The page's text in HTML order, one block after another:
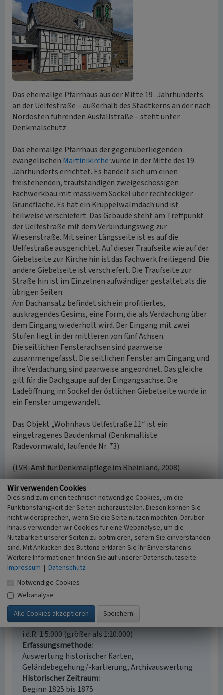
Das ehemalige Pfarrhaus aus der Mitte 19 . Jahrhunderts
an der Uelfestraße – außerhalb des Stadtkerns an der nach
Nordosten führenden Ausfallstraße – steht unter
Denkmalschutz.
Das ehemalige Pfarrhaus der gegenüberliegenden
evangelischen Martinikirchewurde in der Mitte des 19.
Jahrhunderts errichtet. Es handelt sich um einen
freistehenden, traufständigen zweigeschossigen
Fachwerkbau mit massivem Sockel über rechteckiger
Grundfläche. Es hat ein Krüppelwalmdach und ist
teilweise verschiefert. Das Gebäude steht am Treffpunkt
der Uelfestraße mit dem Verbindungsweg zur
Wiesenstraße. Mit seiner Längsseite ist es auf die
Uelfestraße ausgerichtet. Auf dieser Traufseite wie auf der
Giebelseite zur Kirche hin ist das Fachwerk freiliegend. Die
andere Giebelseite ist verschiefert. Die Traufseite zur
Straße hin ist im Einzelnen aufwändiger gestaltet als die
übrigen Seiten:
Am Dachansatz befindet sich ein profiliertes,
auskragendes Gesims, eine Form, die als Verdachung über
dem Eingang wiederholt wird. Der Eingang mit zwei
Stufen liegt in der mittleren von fünf Achsen.
Die seitlichen Fensterachsen sind paarweise
zusammengefasst. Die seitlichen Fenster am Eingang und
ihre Verdachung sind paarweise angeordnet. Das gleiche
gilt für die Dachgaupe auf der Eingangsachse. Die
Ladeöffnung im Sockel der östlichen Giebelseite wurde in
ein Fenster umgewandelt.
Das Objekt „Wohnhaus Uelfestraße 11“ ist ein
eingetragenes Baudenkmal (Denkmalliste
Radevormwald, laufende Nr. 73).
(LVR-Amt für Denkmalpflege im Rheinland, 2008)
Wohnhaus Uelfestraße 11
Schlagwörter
Pfarrhaus Wohnhaus
Straße / Hausnummer
Uelfestraße 11
Ort
42477 Radevormwald
Gesetzlich geschütztes Kulturdenkmal
Ortsfestes Denkmal gem. § 3 DSchG NW
Fachsicht(en)
Denkmalpflege
Erfassungsmaßstab
i.d.R. 1:5.000 (größer als 1:20.000)
Erfassungsmethode
Auswertung historischer Karten,
Geländebegehung/-kartierung, Archivauswertung
Historischer Zeitraum
Beginn 1825 bis 1875
Wir verwenden Cookies
Dies sind zum einen technisch notwendige Cookies, um die
Funktionsfähigkeit der Seiten sicherzustellen. Diesen können Sie
nicht widersprechen, wenn Sie die Seite nutzen möchten. Darüber
hinaus verwenden wir Cookies für eine Webanalyse, um die
Nutzbarkeit unserer Seiten zu optimieren, sofern Sie einverstanden
sind. Mit Anklicken des Buttons erklären Sie Ihr Einverständnis.
Weitere Informationen finden Sie auf unserer Datenschutzseite.
Impressum | Datenschutz
Notwendige Cookies
Webanalyse